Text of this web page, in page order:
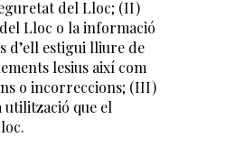
del Lloc; (II)
Lloc o la informació
d’ell estigui lliure de
lesius així com
o incorreccions; (III)
utilització que el